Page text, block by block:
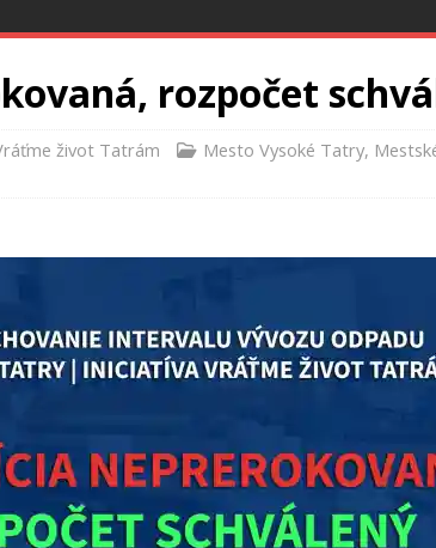
rozpočet
život Tatrám Mesto Vysoké Tatry,